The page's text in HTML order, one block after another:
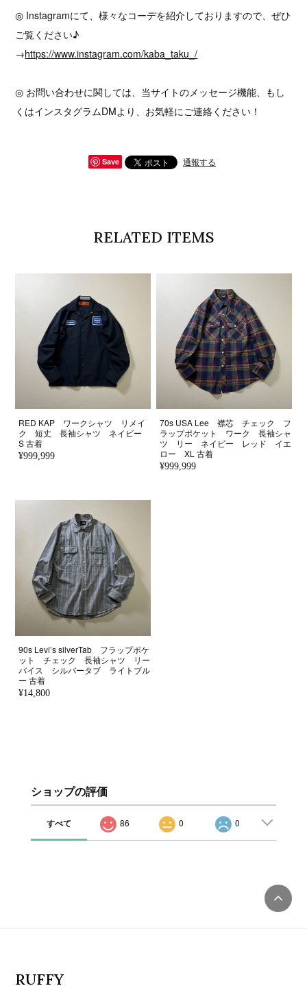
◎ Instagramにて、様々なコーデを紹介しておりますので、ぜひ
ご覧ください♪
→https://www.instagram.com/kaba_taku_/
◎ お問い合わせに関しては、当サイトのメッセージ機能、もし
くはインスタグラムDMより、お気軽にご連絡ください！
Save 通報する
RELATED ITEMS
RED KAP ワークシャツ リメイ
ク 短丈 長袖シャツ ネイビー
S 古着
¥999,999
70s USA Lee 襟芯 チェック フ
ラップポケット ワーク 長袖シャ
ツ リー ネイビー レッド イエ
ロー XL 古着
¥999,999
90s Levi’s silverTab フラップポケ
ット チェック 長袖シャツ リー
バイス シルバータブ ライトブル
ー 古着
¥14,800
ショップの評価
すべて 86 0 0
RUFFY